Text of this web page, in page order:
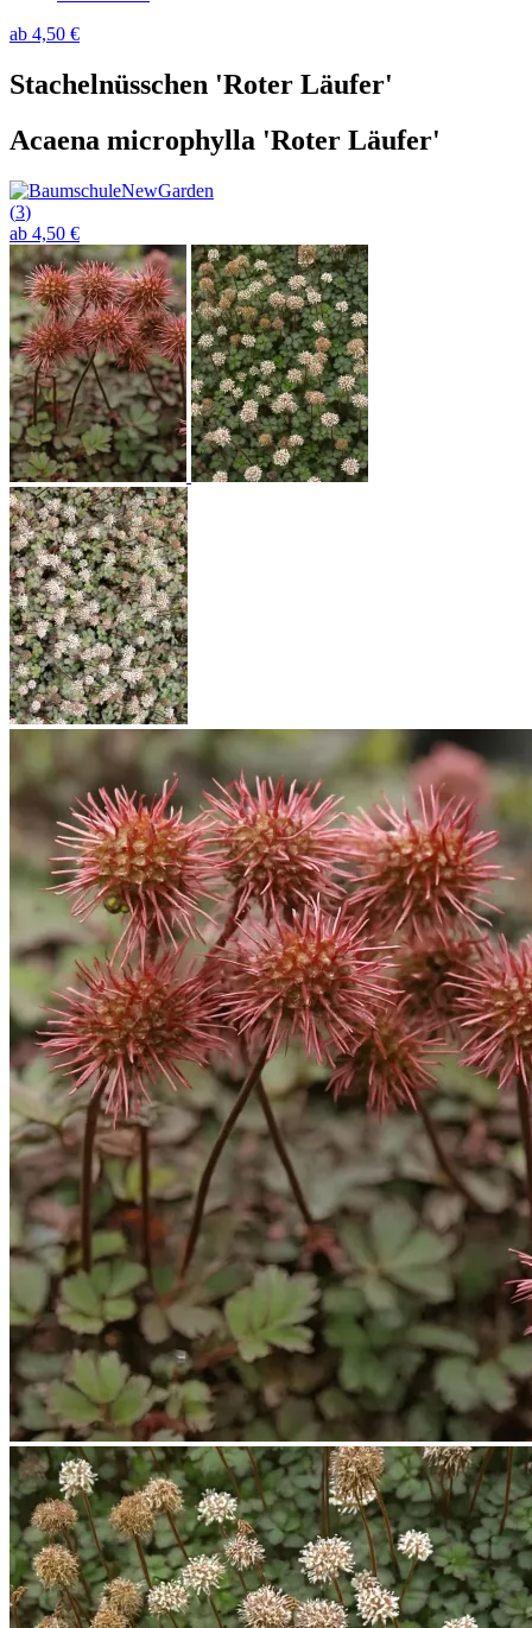
ab 4,50 €
Stachelnüsschen 'Roter Läufer'
Acaena microphylla 'Roter Läufer'
(3)
ab 4,50 €